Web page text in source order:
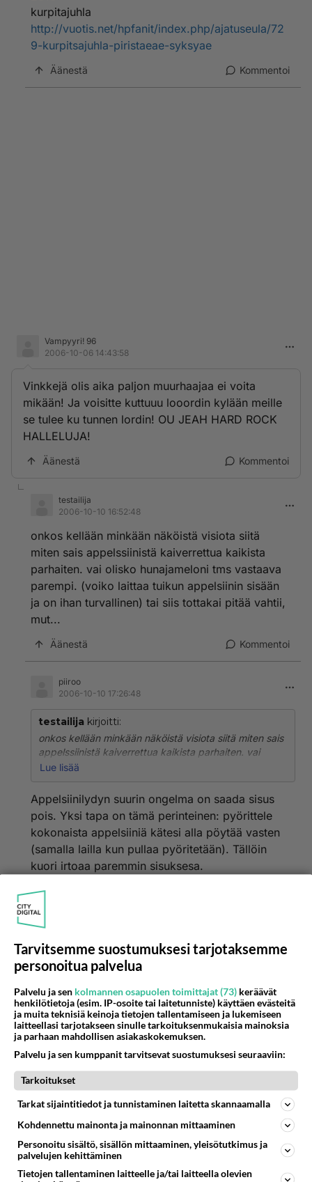
kurpitajuhla
http://vuotis.net/hpfanit/index.php/ajatuseula/72
9-kurpitsajuhla-piristaeae-syksyae
Äänestä Kommentoi
Vampyyri! 96
2006-10-06 14:43:58
Vinkkejä olis aika paljon muurhaajaa ei voita
mikään! Ja voisitte kuttuuu looordin kylään meille
se tulee ku tunnen lordin! OU JEAH HARD ROCK
HALLELUJA!
Äänestä Kommentoi
testailija
2006-10-10 16:52:48
onkos kellään minkään näköistä visiota siitä
miten sais appelssiinistä kaiverrettua kaikista
parhaiten. vai olisko hunajameloni tms vastaava
parempi. (voiko laittaa tuikun appelsiinin sisään
ja on ihan turvallinen) tai siis tottakai pitää vahtii,
mut...
Äänestä Kommentoi
piiroo
2006-10-10 17:26:48
testailija kirjoitti:
onkos kellään minkään näköistä visiota siitä miten sais
appelssiinistä kaiverrettua kaikista parhaiten. vai
olisko hunajameloni tms vastaava parempi. (voiko
tai siis tottakai pitää vahtii, mut...
Lue lisää
Appelsiinilydyn suurin ongelma on saada sisus
pois. Yksi tapa on tämä perinteinen: pyörittele
kokonaista appelsiiniä kätesi alla pöytää vasten
(samalla lailla kun pullaa pyöritetään). Tällöin
kuori irtoaa paremmin sisuksesa.
esim. lusikalla tai jäätelökauhalla.
Luulen että meloonistakin saa hyvän lydyn, itse
en ole kokeillut. Ja appelsiinin sekä meloonin
jotain tarjottavaa Halloween -pöytään.
Äänestä Kommentoi
2006-10-17 16:54:18
piirookirjoitti:
Yksi tapa on tämä perinteinen: pyörittele kokonaista
appelsiiniä kätesi alla pöytää vasten (samalla lailla kun
pullaa pyöritetään). Tällöin kuori irtoaa paremmin
sisuksesa.
Lue lisää
Itse olen tehnyt jo useampana vuonna
Tarvitsemme suostumuksesi tarjotaksemme
personoitua palvelua
Palvelu ja sen kolmannen osapuolen toimittajat (73) keräävät
henkilötietoja (esim. IP-osoite tai laitetunniste) käyttäen evästeitä
ja muita teknisiä keinoja tietojen tallentamiseen ja lukemiseen
laitteellasi tarjotakseen sinulle tarkoituksenmukaisia mainoksia
ja parhaan mahdollisen asiakaskokemuksen.
Palvelu ja sen kumppanit tarvitsevat suostumuksesi seuraaviin:
Tarkoitukset
Tarkat sijaintitiedot ja tunnistaminen laitetta skannaamalla
Kohdennettu mainonta ja mainonnan mittaaminen
Personoitu sisältö, sisällön mittaaminen, yleisötutkimus ja
palvelujen kehittäminen
Tietojen tallentaminen laitteelle ja/tai laitteella olevien